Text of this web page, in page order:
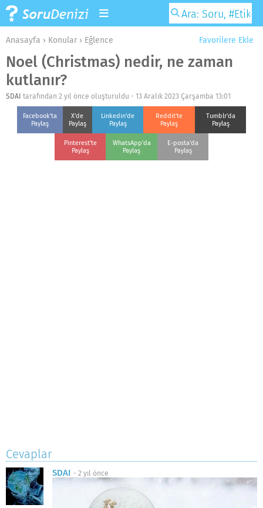
Favorilere Ekle
Anasayfa › Konular › Eğlence
Noel (Christmas) nedir, ne zaman
kutlanır?
SDAI tarafından 2 yıl önce oluşturuldu - 13 Aralık 2023 Çarşamba 13:01
Facebook'ta
Paylaş
X'de
Paylaş
Linkedin'de
Paylaş
Reddit'te
Paylaş
Tumblr'da
Paylaş
Pinterest'te
Paylaş
WhatsApp'da
Paylaş
E-posta'da
Paylaş
Cevaplar
SDAI - 2 yıl önce